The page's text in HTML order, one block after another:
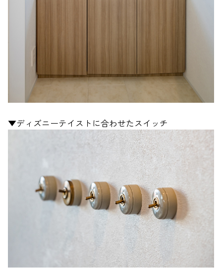
▼ディズニーテイストに合わせたスイッチ